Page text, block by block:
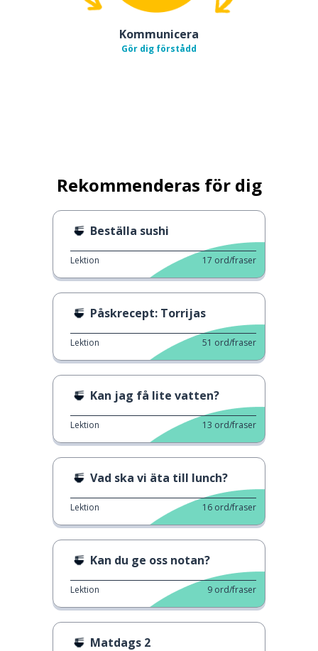
Kommunicera
Gör dig förstådd
Rekommenderas för dig
Beställa sushi
Lektion 17 ord/fraser
Påskrecept: Torrijas
Lektion 51 ord/fraser
Kan jag få lite vatten?
Lektion 13 ord/fraser
Vad ska vi äta till lunch?
Lektion 16 ord/fraser
Kan du ge oss notan?
Lektion 9 ord/fraser
Matdags 2